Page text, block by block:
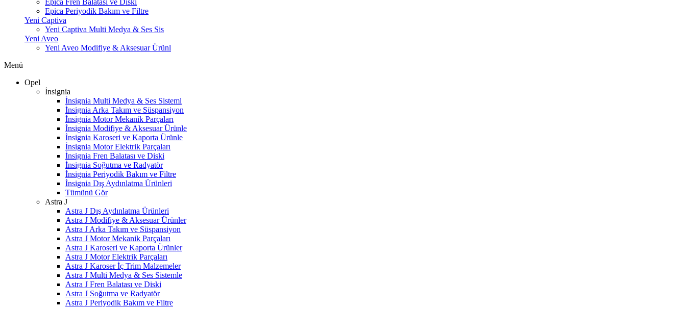
Epica Fren Balatası ve Diski
Epica Periyodik Bakım ve Filtre
Yeni Captiva
Yeni Captiva Multi Medya & Ses Sis
Yeni Aveo
Yeni Aveo Modifiye & Aksesuar Ürünl
Menü
Opel
İnsignia
İnsignia Multi Medya & Ses Sisteml
İnsignia Arka Takım ve Süspansiyon
İnsignia Motor Mekanik Parçaları
İnsignia Modifiye & Aksesuar Ürünle
İnsignia Karoseri ve Kaporta Ürünle
İnsignia Motor Elektrik Parçaları
İnsignia Fren Balatası ve Diski
İnsignia Soğutma ve Radyatör
İnsignia Periyodik Bakım ve Filtre
İnsignia Dış Aydınlatma Ürünleri
Tümünü Gör
Astra J
Astra J Dış Aydınlatma Ürünleri
Astra J Modifiye & Aksesuar Ürünler
Astra J Arka Takım ve Süspansiyon
Astra J Motor Mekanik Parçaları
Astra J Karoseri ve Kaporta Ürünler
Astra J Motor Elektrik Parçaları
Astra J Karoser İç Trim Malzemeler
Astra J Multi Medya & Ses Sistemle
Astra J Fren Balatası ve Diski
Astra J Soğutma ve Radyatör
Astra J Periyodik Bakım ve Filtre